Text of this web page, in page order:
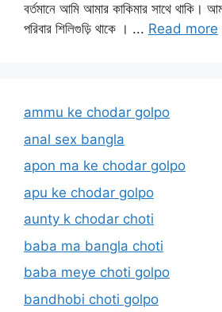
বর্তমানে আমি আমার কাকিমার সাথে থাকি।
পরিবার শিলিগুড়ি থাকে । ... Read more
ammu ke chodar golpo
anal sex bangla
apon ma ke chodar golpo
apu ke chodar golpo
aunty k chodar choti
baba ma bangla choti
baba meye choti golpo
bandhobi choti golpo